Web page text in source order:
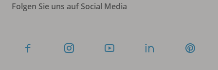
Folgen Sie uns auf Social Media